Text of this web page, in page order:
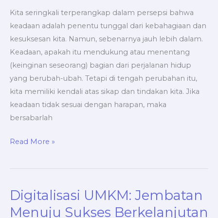
Kita seringkali terperangkap dalam persepsi bahwa
keadaan adalah penentu tunggal dari kebahagiaan dan
kesuksesan kita. Namun, sebenarnya jauh lebih dalam.
Keadaan, apakah itu mendukung atau menentang
(keinginan seseorang) bagian dari perjalanan hidup
yang berubah-ubah. Tetapi di tengah perubahan itu,
kita memiliki kendali atas sikap dan tindakan kita. Jika
keadaan tidak sesuai dengan harapan, maka
bersabarlah
Read More »
Digitalisasi UMKM: Jembatan
Menuju Sukses Berkelanjutan
Digitalisasi
UMKM: